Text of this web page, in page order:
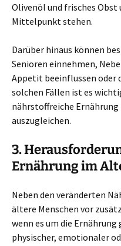
Olivenöl und frisches
Mittelpunkt stehen.
Darüber hinaus können
Senioren einnehmen,
Appetit beeinflussen oder
solchen Fällen ist es
nährstoffreiche
auszugleichen.
3.
Ernährung im
Neben den veränderten
ältere Menschen vor
wenn es um die
physischer, emotionaler